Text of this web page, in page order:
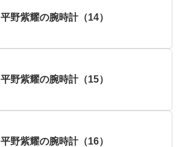
平野紫耀の腕時計（14）
平野紫耀の腕時計（15）
平野紫耀の腕時計（16）